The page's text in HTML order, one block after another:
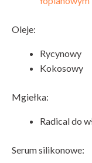
Oleje:
Rycynowy
Kokosowy
Mgiełka:
Radical do
Serum silikonowe: